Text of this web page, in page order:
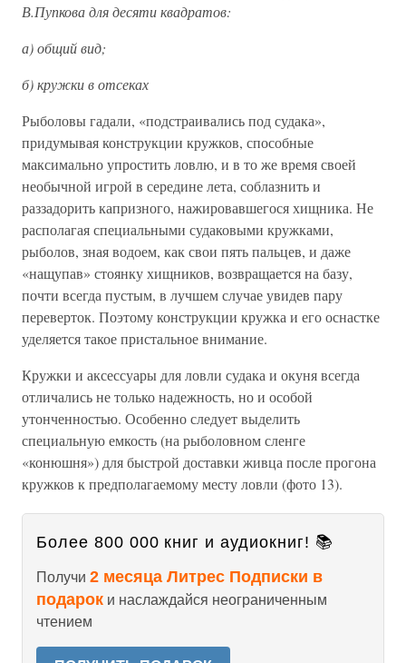
В.Пупкова для десяти квадратов:
а) общий вид;
б) кружки в отсеках
Рыболовы гадали, «подстраивались под судака»,
придумывая конструкции кружков, способные
максимально упростить ловлю, и в то же время своей
необычной игрой в середине лета, соблазнить и
раззадорить капризного, нажировавшегося хищника. Не
располагая специальными судаковыми кружками,
рыболов, зная водоем, как свои пять пальцев, и даже
«нащупав» стоянку хищников, возвращается на базу,
почти всегда пустым, в лучшем случае увидев пару
переверток. Поэтому конструкции кружка и его оснастке
уделяется такое пристальное внимание.
Кружки и аксессуары для ловли судака и окуня всегда
отличались не только надежность, но и особой
утонченностью. Особенно следует выделить
специальную емкость (на рыболовном сленге
«конюшня») для быстрой доставки живца после прогона
кружков к предполагаемому месту ловли (фото 13).
Более 800 000 книг и аудиокниг! 📚
Получи 2 месяца Литрес Подписки в
подарок и наслаждайся неограниченным
чтением